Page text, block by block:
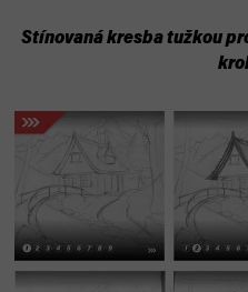
Stínovaná kresba tužkou